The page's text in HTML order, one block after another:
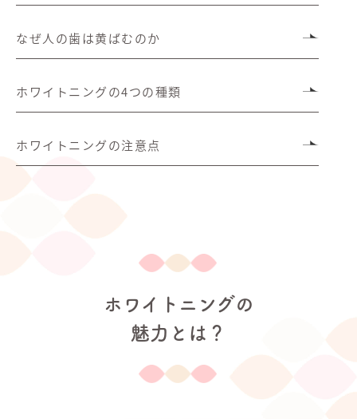
なぜ人の歯は黄ばむのか
ホワイトニングの4つの種類
ホワイトニングの注意点
ホワイトニングの
魅力とは？